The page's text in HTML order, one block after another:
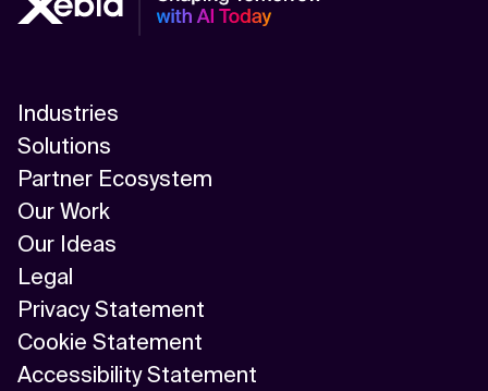
Industries
Solutions
Partner Ecosystem
Our Work
Our Ideas
Legal
Privacy Statement
Cookie Statement
Accessibility Statement